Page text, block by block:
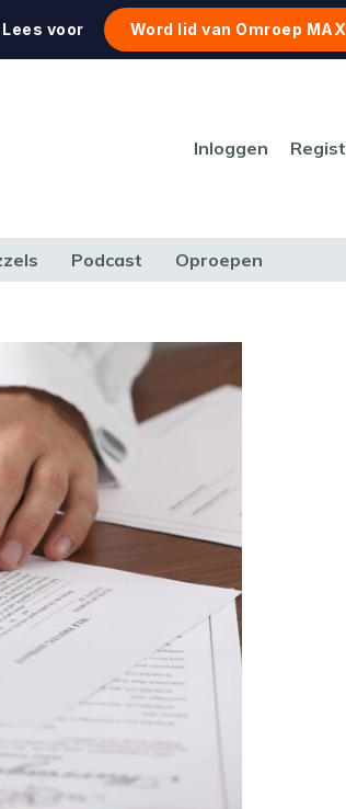
Lees voor Word lid van Omroep MAX
Inloggen
Podcast Oproepen